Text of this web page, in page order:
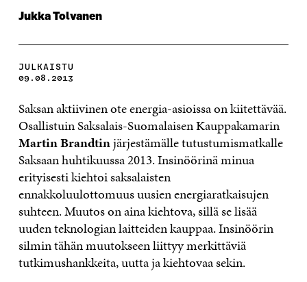
Jukka Tolvanen
JULKAISTU
09.08.2013
Saksan aktiivinen ote energia-asioissa on kiitettävää.
Osallistuin Saksalais-Suomalaisen Kauppakamarin
Martin Brandtinjärjestämälle tutustumismatkalle
Saksaan huhtikuussa 2013. Insinöörinä minua
erityisesti kiehtoi saksalaisten
ennakkoluulottomuus uusien energiaratkaisujen
suhteen. Muutos on aina kiehtova, sillä se lisää
uuden teknologian laitteiden kauppaa. Insinöörin
silmin tähän muutokseen liittyy merkittäviä
tutkimushankkeita, uutta ja kiehtovaa sekin.